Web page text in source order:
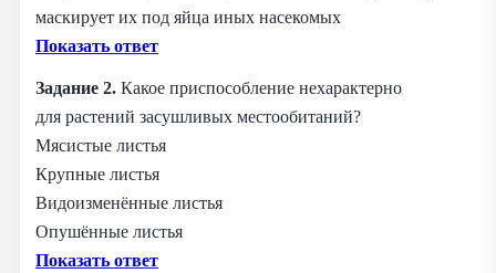
маскирует их под яйца иных насекомых
Показать ответ
Задание 2. Какое приспособление нехарактерно
для растений засушливых местообитаний?
Мясистые листья
Крупные листья
Видоизменённые листья
Опушённые листья
Показать ответ